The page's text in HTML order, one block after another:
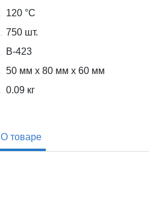
120 °С
750 шт.
B-423
50 мм x 80 мм x 60 мм
0.09 кг
О товаре